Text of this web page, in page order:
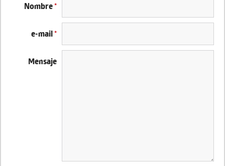
Nombre*
e-mail*
Mensaje